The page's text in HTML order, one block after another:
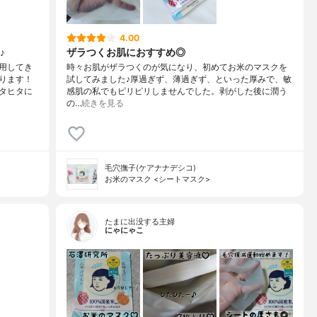
してき
ます！
ヒタに
4.00
ザラつくお肌におすすめ◎
時々お肌がザラつくのが気になり、初めてお米のマスクを
試してみました♪厚過ぎず、薄過ぎず、といった厚みで、敏
感肌の私でもピリピリしませんでした。剥がした後に潤う
の…続きを見る
毛穴撫子(ケアナナデシコ)
お米のマスク <シートマスク>
たまに出没する主婦
にゃにゃこ